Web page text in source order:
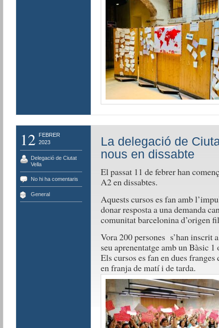
12
FEBRER
2023
Delegació de Ciutat
Vella
No hi ha comentaris
General
La delegació de
nous en dissabte
El passat 11 de febrer han
A2 en dissabtes.
Aquests cursos es fan amb
donar resposta a una demanda
comunitat barcelonina d’origen
Vora 200 persones s’han inscrit
seu aprenentatge amb un Bàsic
Els cursos es fan en dues
en franja de matí i de tarda.